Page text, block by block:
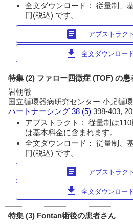
全文ダウンロード： 従量制、
円(税込) です。
article アブストラク
download 全文ダウンロー
特集 (2) ファロー四徴症 (TOF) の患
岩朝徹
国立循環器病研究センター 小児循
ハートナーシング 38 (5)398-403,
アブストラクト： 従量制は
は基本料金に含まれます。
全文ダウンロード： 従量制、
円(税込) です。
article アブストラク
download 全文ダウンロー
特集 (3) Fontan術後の患者さん